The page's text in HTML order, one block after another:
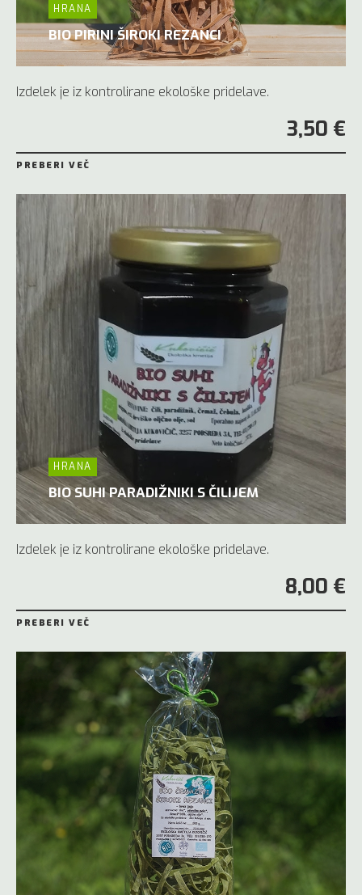
HRANA
BIO PIRINI ŠIROKI REZANCI
Izdelek je iz kontrolirane ekološke pridelave.
3,50 €
PREBERI VEČ
HRANA
BIO SUHI PARADIŽNIKI S ČILIJEM
Izdelek je iz kontrolirane ekološke pridelave.
8,00 €
PREBERI VEČ